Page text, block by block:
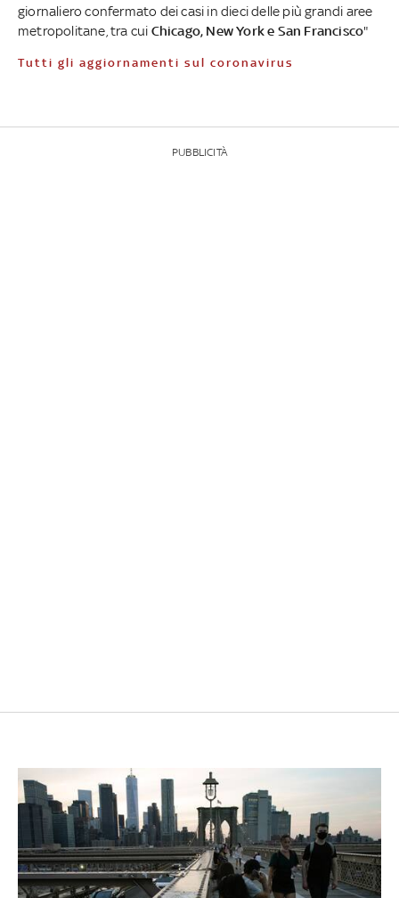
giornaliero confermato dei casi in dieci delle più grandi aree
metropolitane, tra cui Chicago, New York e San Francisco"
Tutti gli aggiornamenti sul coronavirus
PUBBLICITÀ